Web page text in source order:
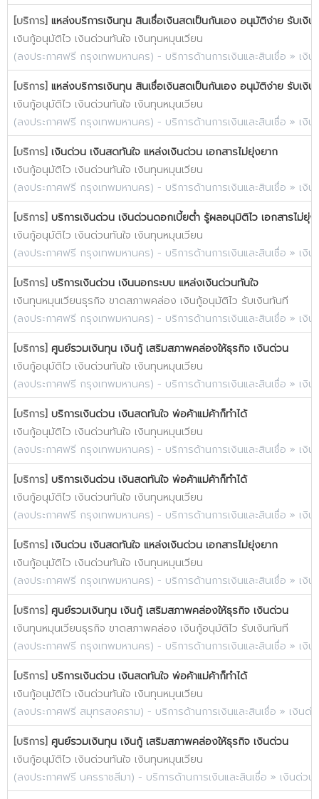
[บริการ] แหล่งบริการเงินทุน สินเชื่อเงินสดเป็นกันเอง อนุมัติง่าย รับเงิน
เงินกู้อนุมัติไว เงินด่วนทันใจ เงินทุนหมุนเวียน
(ลงประกาศฟรี กรุงเทพมหานคร) - บริการด้านการเงินและสินเชื่อ » เงิ
[บริการ] แหล่งบริการเงินทุน สินเชื่อเงินสดเป็นกันเอง อนุมัติง่าย รับเงิน
เงินกู้อนุมัติไว เงินด่วนทันใจ เงินทุนหมุนเวียน
(ลงประกาศฟรี กรุงเทพมหานคร) - บริการด้านการเงินและสินเชื่อ » เงิ
[บริการ] เงินด่วน เงินสดทันใจ แหล่งเงินด่วน เอกสารไม่ยุ่งยาก
เงินกู้อนุมัติไว เงินด่วนทันใจ เงินทุนหมุนเวียน
(ลงประกาศฟรี กรุงเทพมหานคร) - บริการด้านการเงินและสินเชื่อ » เงิ
[บริการ] บริการเงินด่วน เงินด่วนดอกเบี้ยต่ำ รู้ผลอนุมิติไว เอกสารไม่ยุ่
เงินกู้อนุมัติไว เงินด่วนทันใจ เงินทุนหมุนเวียน
(ลงประกาศฟรี กรุงเทพมหานคร) - บริการด้านการเงินและสินเชื่อ » เงิ
[บริการ] บริการเงินด่วน เงินนอกระบบ แหล่งเงินด่วนทันใจ
เงินทุนหมุนเวียนธุรกิจ ขาดสภาพคล่อง เงินกู้อนุมัติไว รับเงินทันที
(ลงประกาศฟรี กรุงเทพมหานคร) - บริการด้านการเงินและสินเชื่อ » เงิ
[บริการ] ศูนย์รวมเงินทุน เงินกู้ เสริมสภาพคล่องให้ธุรกิจ เงินด่วน
เงินกู้อนุมัติไว เงินด่วนทันใจ เงินทุนหมุนเวียน
(ลงประกาศฟรี กรุงเทพมหานคร) - บริการด้านการเงินและสินเชื่อ » เงิ
[บริการ] บริการเงินด่วน เงินสดทันใจ พ่อค้าแม่ค้าก็ทำได้
เงินกู้อนุมัติไว เงินด่วนทันใจ เงินทุนหมุนเวียน
(ลงประกาศฟรี กรุงเทพมหานคร) - บริการด้านการเงินและสินเชื่อ » เงิ
[บริการ] บริการเงินด่วน เงินสดทันใจ พ่อค้าแม่ค้าก็ทำได้
เงินกู้อนุมัติไว เงินด่วนทันใจ เงินทุนหมุนเวียน
(ลงประกาศฟรี กรุงเทพมหานคร) - บริการด้านการเงินและสินเชื่อ » เงิ
[บริการ] เงินด่วน เงินสดทันใจ แหล่งเงินด่วน เอกสารไม่ยุ่งยาก
เงินกู้อนุมัติไว เงินด่วนทันใจ เงินทุนหมุนเวียน
(ลงประกาศฟรี กรุงเทพมหานคร) - บริการด้านการเงินและสินเชื่อ » เงิ
[บริการ] ศูนย์รวมเงินทุน เงินกู้ เสริมสภาพคล่องให้ธุรกิจ เงินด่วน
เงินทุนหมุนเวียนธุรกิจ ขาดสภาพคล่อง เงินกู้อนุมัติไว รับเงินทันที
(ลงประกาศฟรี กรุงเทพมหานคร) - บริการด้านการเงินและสินเชื่อ » เงิ
[บริการ] บริการเงินด่วน เงินสดทันใจ พ่อค้าแม่ค้าก็ทำได้
เงินกู้อนุมัติไว เงินด่วนทันใจ เงินทุนหมุนเวียน
(ลงประกาศฟรี สมุทรสงคราม) - บริการด้านการเงินและสินเชื่อ » เงินด่
[บริการ] ศูนย์รวมเงินทุน เงินกู้ เสริมสภาพคล่องให้ธุรกิจ เงินด่วน
เงินกู้อนุมัติไว เงินด่วนทันใจ เงินทุนหมุนเวียน
(ลงประกาศฟรี นครราชสีมา) - บริการด้านการเงินและสินเชื่อ » เงินด่วน